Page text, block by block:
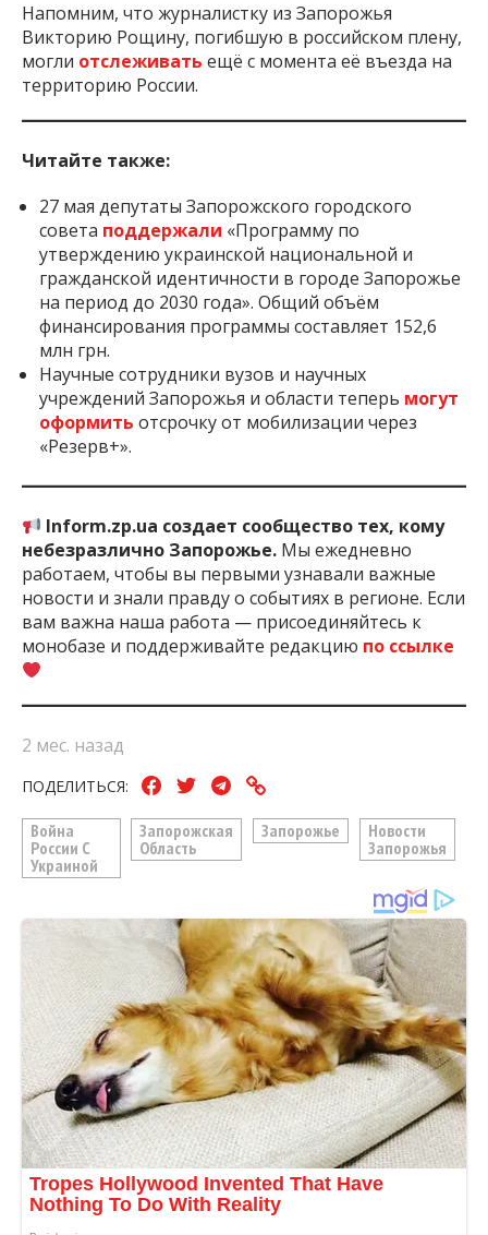
Напомним, что журналистку из Запорожья
Викторию Рощину, погибшую в российском плену,
могли отслеживать ещё с момента её въезда на
территорию России.
Читайте также:
27 мая депутаты Запорожского городского
совета поддержали «Программу по
утверждению украинской национальной и
гражданской идентичности в городе Запорожье
на период до 2030 года». Общий объём
финансирования программы составляет 152,6
млн грн.
Научные сотрудники вузов и научных
учреждений Запорожья и области теперь могут
оформить отсрочку от мобилизации через
«Резерв+».
Inform.zp.ua создает сообщество тех, кому
небезразлично Запорожье. Мы ежедневно
работаем, чтобы вы первыми узнавали важные
новости и знали правду о событиях в регионе. Если
вам важна наша работа — присоединяйтесь к
монобазе и поддерживайте редакцию по ссылке
2 мес. назад
ПОДЕЛИТЬСЯ:
Война
России С
Украиной
Запорожская
Область
Запорожье
Новости
Запорожья